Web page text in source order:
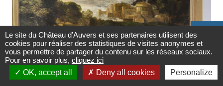
Contact

Newsletter
AUVERS ET LES ARTS
27/05/2020
Le site du Château d’Auvers et ses partenaires utilisent des
cookies pour réaliser des statistiques de visites anonymes et
vous permettre de partager du contenu sur les réseaux sociaux.
Pour en savoir plus, cliquez ici
OK, accept all
Deny all cookies Personalize